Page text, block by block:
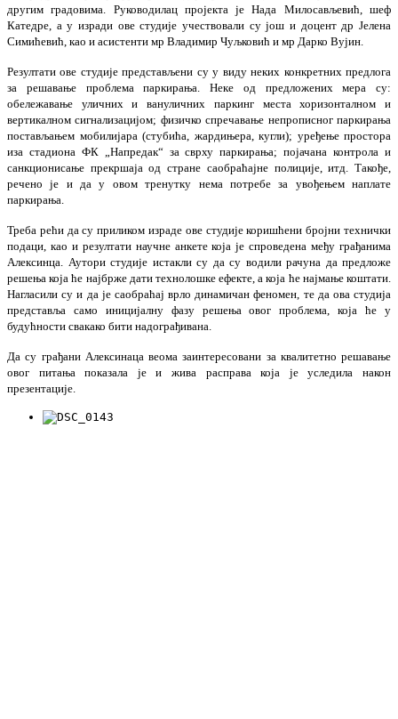
другим градовима. Руководилац пројекта је Нада Милосављевић, шеф
Катедре, а у изради ове студије учествовали су још и доцент др Јелена
Симићевић, као и асистенти мр Владимир Чуљковић и мр Дарко Вујин.
Резултати ове студије представљени су у виду неких конкретних предлога
за решавање проблема паркирања. Неке од предложених мера су:
обележавање уличних и вануличних паркинг места хоризонталном и
вертикалном сигнализацијом; физичко спречавање непрописног паркирања
постављањем мобилијара (стубића, жардињера, кугли); уређење простора
иза стадиона ФК „Напредак“ за сврху паркирања; појачана контрола и
санкционисање прекршаја од стране саобраћајне полиције, итд. Такође,
речено је и да у овом тренутку нема потребе за увођењем наплате
паркирања.
Треба рећи да су приликом израде ове студије коришћени бројни технички
подаци, као и резултати научне анкете која је спроведена међу грађанима
Алексинца. Аутори студије истакли су да су водили рачуна да предложе
решења која ће најбрже дати технолошке ефекте, а која ће најмање коштати.
Нагласили су и да је саобраћај врло динамичан феномен, те да ова студија
представља само иницијалну фазу решења овог проблема, која ће у
будућности свакако бити надограђивана.
Да су грађани Алексинаца веома заинтересовани за квалитетно решавање
овог питања показала је и жива расправа која је уследила након
презентације.